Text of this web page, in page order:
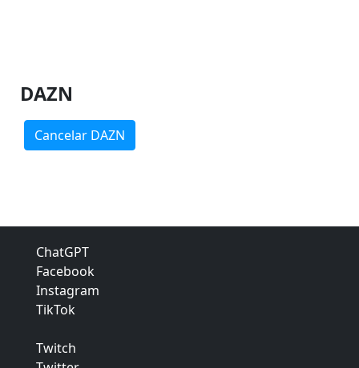
DAZN
Cancelar DAZN
ChatGPT
Facebook
Instagram
TikTok
Twitch